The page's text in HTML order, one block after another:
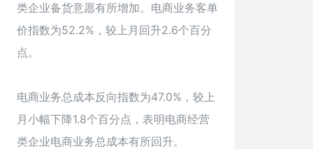
类企业备货意愿有所增加。电商业务客单
价指数为52.2%，较上月回升2.6个百分
点。
电商业务总成本反向指数为47.0%，较上
月小幅下降1.8个百分点，表明电商经营
类企业电商业务总成本有所回升。